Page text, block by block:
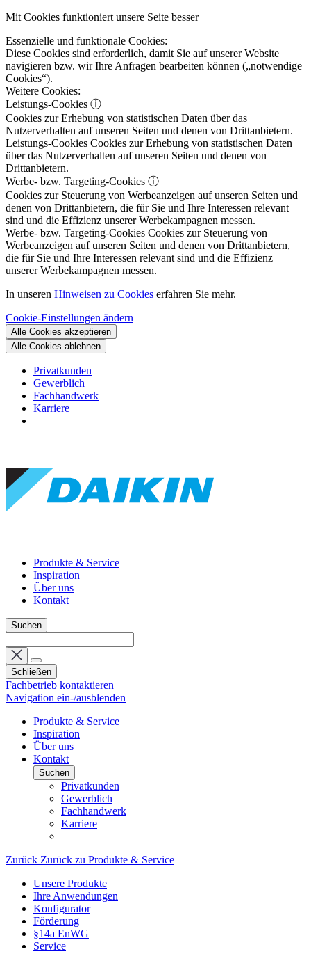
Mit Cookies funktioniert unsere Seite besser
Essenzielle und funktionale Cookies:
Diese Cookies sind erforderlich, damit Sie auf unserer Website
navigieren bzw. wir Ihre Anfragen bearbeiten können („notwendige
Cookies“).
Weitere Cookies:
Leistungs-Cookies ⓘ
Cookies zur Erhebung von statistischen Daten über das
Nutzerverhalten auf unseren Seiten und denen von Drittanbietern.
Leistungs-Cookies Cookies zur Erhebung von statistischen Daten
über das Nutzerverhalten auf unseren Seiten und denen von
Drittanbietern.
Werbe- bzw. Targeting-Cookies ⓘ
Cookies zur Steuerung von Werbeanzeigen auf unseren Seiten und
denen von Drittanbietern, die für Sie und Ihre Interessen relevant
sind und die Effizienz unserer Werbekampagnen messen.
Werbe- bzw. Targeting-Cookies Cookies zur Steuerung von
Werbeanzeigen auf unseren Seiten und denen von Drittanbietern,
die für Sie und Ihre Interessen relevant sind und die Effizienz
unserer Werbekampagnen messen.
In unseren Hinweisen zu Cookies erfahren Sie mehr.
Cookie-Einstellungen ändern
Alle Cookies akzeptieren
Alle Cookies ablehnen
Privatkunden
Gewerblich
Fachhandwerk
Karriere
Produkte & Service
Inspiration
Über uns
Kontakt
Suchen
Schließen
Fachbetrieb kontaktieren
Navigation ein-/ausblenden
Produkte & Service
Inspiration
Über uns
Kontakt
Suchen
Privatkunden
Gewerblich
Fachhandwerk
Karriere
Zurück Zurück zu Produkte & Service
Unsere Produkte
Ihre Anwendungen
Konfigurator
Förderung
§14a EnWG
Service